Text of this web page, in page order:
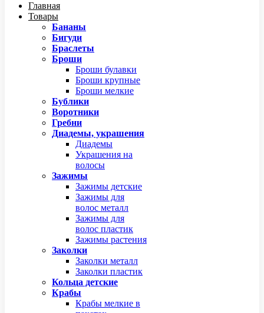
Главная
Товары
Бананы
Бигуди
Браслеты
Броши
Броши булавки
Броши крупные
Броши мелкие
Бублики
Воротники
Гребни
Диадемы, украшения
Диадемы
Украшения на
волосы
Зажимы
Зажимы детские
Зажимы для
волос металл
Зажимы для
волос пластик
Зажимы растения
Заколки
Заколки металл
Заколки пластик
Кольца детские
Крабы
Крабы мелкие в